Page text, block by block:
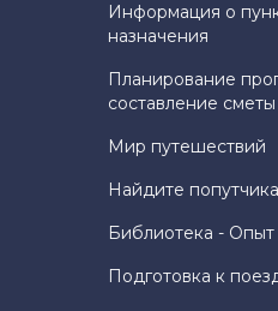
Информация о
назначения
Планирование
составление сметы
Мир путешествий
Найдите
Библиотека - Опыт
Подготовка к